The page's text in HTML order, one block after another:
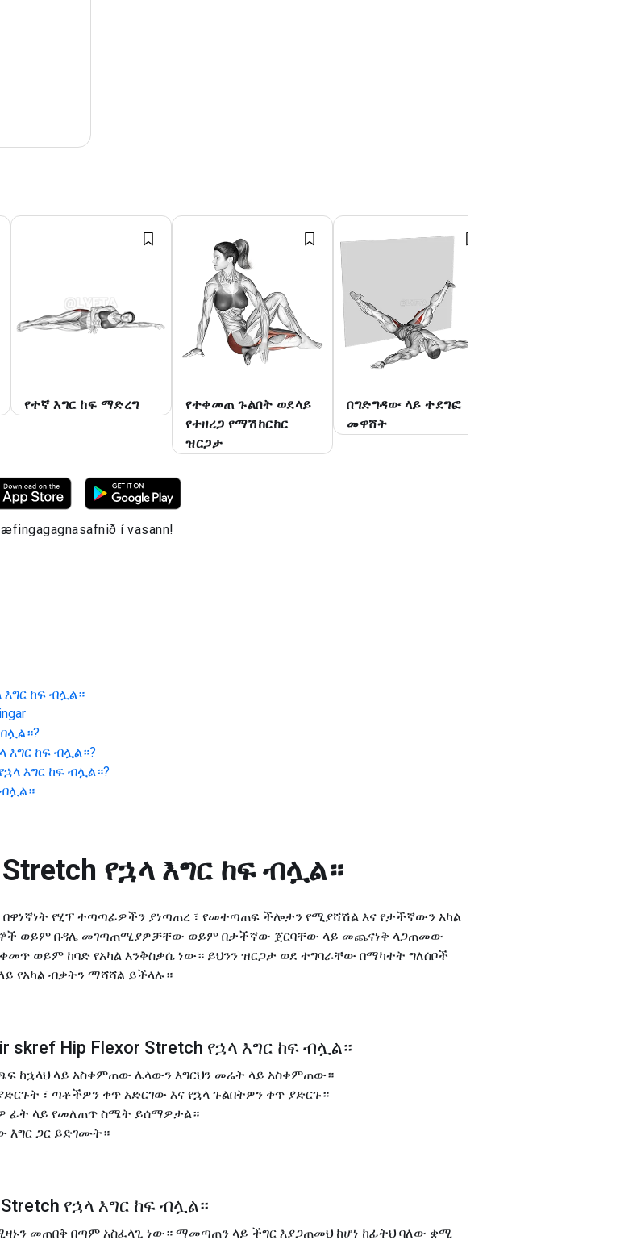
የተኛ እግር ከፍ ማድረግ
የተቀመጠ ጉልበት ወደላይ
የተዘረጋ የማሽከርከር
ዝርጋታ
በግድግዳው ላይ ተደግፎ
መዋሸት
æfingagagnasafnið í vasann!
እግር ከፍ ብሏል።
ብሏል።?
እግር ከፍ ብሏል።?
እግር ከፍ ብሏል።?
ብሏል።
Stretch የኋላ እግር ከፍ ብሏል።
በዋነኛነት የሂፕ ተጣጣፊዎችን ያነጣጠረ ፣ የመተጣጠፍ ችሎታን የሚያሻሽል እና የታችኛውን አካል
ወይም በዳሌ መገጣጠሚያዎቻቸው ወይም በታችኛው ጀርባቸው ላይ መጨናነቅ ላጋጠመው
ወይም ከባድ የአካል እንቅስቃሴ ነው። ይህንን ዝርጋታ ወደ ተግባራቸው በማካተት ግለሰቦች
የአካል ብቃትን ማሻሻል ይችላሉ።
skref Hip Flexor Stretch የኋላ እግር ከፍ ብሏል።
ከኋላህ ላይ አስቀምጠው ሌላውን እግርህን መሬት ላይ አስቀምጠው።
፣ ጣቶችዎን ቀጥ አድርገው እና ​​የኋላ ጉልበትዎን ቀጥ ያድርጉ።
ፊት ላይ የመለጠጥ ስሜት ይሰማዎታል።
እግር ጋር ይድገሙት።
የኋላ እግር ከፍ ብሏል።
መጠበቅ በጣም አስፈላጊ ነው። ማመጣጠን ላይ ችግር እያጋጠመህ ከሆነ ከፊትህ ባለው ቋሚ